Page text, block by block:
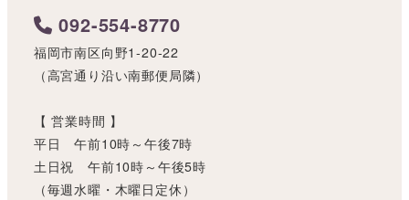
092-554-8770
福岡市南区向野1-20-22
（高宮通り沿い南郵便局隣）
【 営業時間 】
平日 午前10時～午後7時
土日祝 午前10時～午後5時
（毎週水曜・木曜日定休）